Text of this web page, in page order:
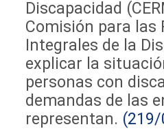
Discapacidad
Comisión para las
Integrales de la
explicar la
personas con
demandas de las
representan.